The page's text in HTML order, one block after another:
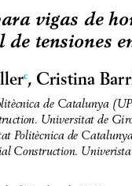
vigas de
de tensiones
c, Cristina
de Catalunya
Universitat de
Politècnica de
Construction.